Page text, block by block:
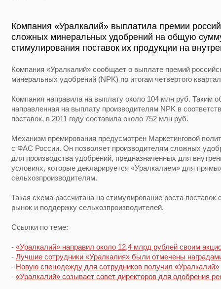
Компания «Уралкалий» выплатила премии
сложных минеральных удобрений на общую
стимулирования поставок их продукции на
Компания «Уралкалий» сообщает о выплате премий
минеральных удобрений (NPK) по итогам четвертого
Компания направила на выплату около 104 млн руб. Таким
направленная на выплату производителям NPK в
поставок, в 2011 году составила около 752 млн руб.
Механизм премирования предусмотрен Маркетинговой
с ФАС России. Он позволяет производителям сложных
для производства удобрений, предназначенных для
условиях, которые декларируется «Уралкалием» для
сельхозпроизводителям.
Такая схема рассчитана на стимулирование роста
рынок и поддержку сельхозпроизводителей.
Ссылки по теме:
- «Уралкалий» направил около 12,4 млрд рублей своим
- Лучшие сотрудники «Уралкалия» были отмечены
- Новую спецодежду для сотрудников получил «Уралкалий»
- «Уралкалий» созывает совет директоров для одобрения